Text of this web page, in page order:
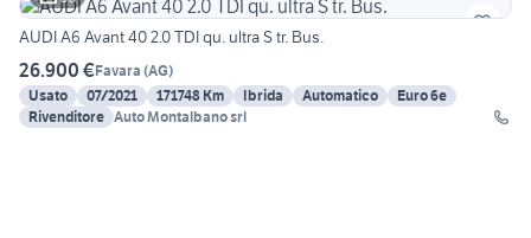
AUDI A6 Avant 40 2.0 TDI qu. ultra S tr. Bus.
26.900 €Favara (AG)
Usato
07/2021 171748 Km Ibrida Automatico
Euro 6e
Rivenditore Auto Montalbano srl